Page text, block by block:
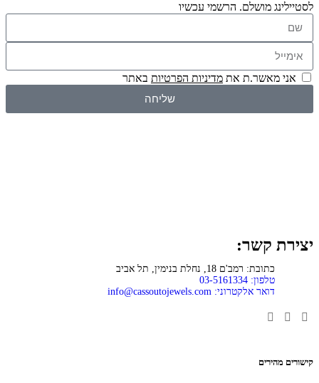
לסטיילינג מושלם. הרשמי עכשיו
אני מאשר.ת את מדיניות הפרטיות באתר
שליחה
יצירת קשר:
כתובת: רמב'ם 18, נחלת בנימין, תל אביב
טלפון: 03-5161334
דואר אלקטרוני: info@cassoutojewels.com
קישורים מהירים